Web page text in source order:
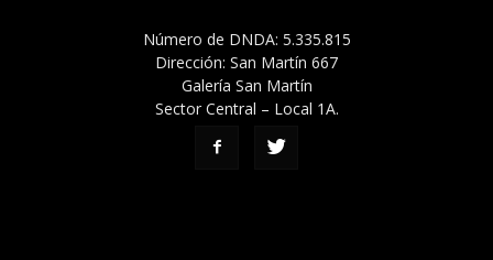
Número de DNDA: 5.335.815
Dirección: San Martín 667
Galería San Martín
Sector Central – Local 1A.